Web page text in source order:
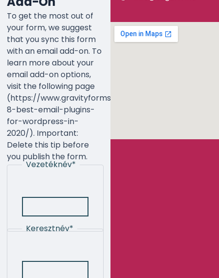
To get the most out of
your form, we suggest
that you sync this form
with an email add-on. To
learn more about your
email add-on options,
visit the following page
(https://www.gravityforms.com/the-
8-best-email-plugins-
for-wordpress-in-
2020/). Important:
Delete this tip before
you publish the form.
Vezetéknév*
Keresztnév*